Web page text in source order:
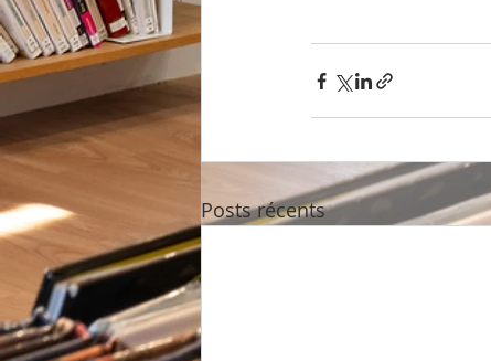
Posts récents